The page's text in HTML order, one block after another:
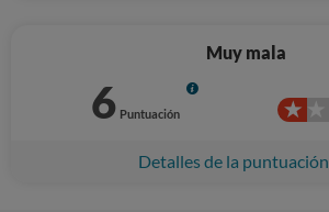
Muy mala
6 Puntuación
Info
Detalles de la puntuación